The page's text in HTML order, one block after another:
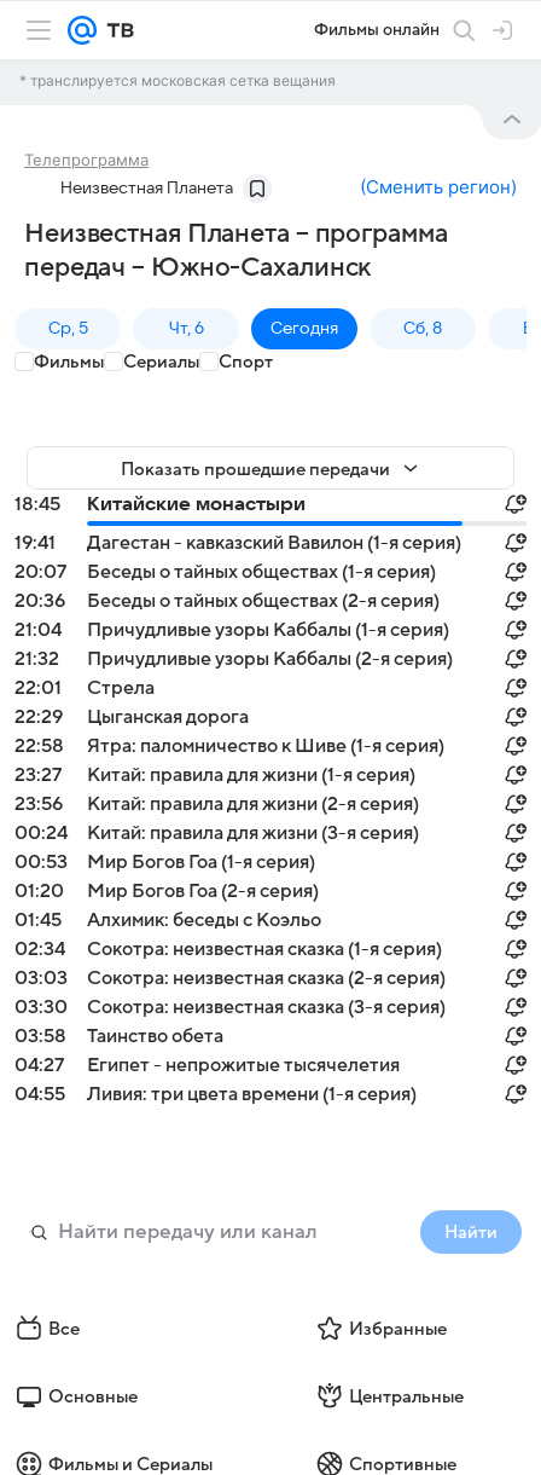
Фильмы онлайн
* транслируется московская сетка вещания
Телепрограмма
Неизвестная Планета (Сменить регион)
Неизвестная Планета – программа
передач – Южно-Сахалинск
Ср, 5 Чт, 6 Сегодня Сб, 8
Фильмы Сериалы Спорт
Показать прошедшие передачи
18:45
Китайские монастыри
19:41
Дагестан - кавказский Вавилон (1-я серия)
20:07
Беседы о тайных обществах (1-я серия)
20:36
Беседы о тайных обществах (2-я серия)
21:04
Причудливые узоры Каббалы (1-я серия)
21:32
Причудливые узоры Каббалы (2-я серия)
22:01
Стрела
22:29
Цыганская дорога
22:58
Ятра: паломничество к Шиве (1-я серия)
23:27
Китай: правила для жизни (1-я серия)
23:56
Китай: правила для жизни (2-я серия)
00:24
Китай: правила для жизни (3-я серия)
00:53
Мир Богов Гоа (1-я серия)
01:20
Мир Богов Гоа (2-я серия)
01:45
Алхимик: беседы с Коэльо
02:34
Сокотра: неизвестная сказка (1-я серия)
03:03
Сокотра: неизвестная сказка (2-я серия)
03:30
Сокотра: неизвестная сказка (3-я серия)
03:58
Таинство обета
04:27
Египет - непрожитые тысячелетия
04:55
Ливия: три цвета времени (1-я серия)
Найти
Все Избранные
Основные Центральные
Фильмы и Сериалы Спортивные